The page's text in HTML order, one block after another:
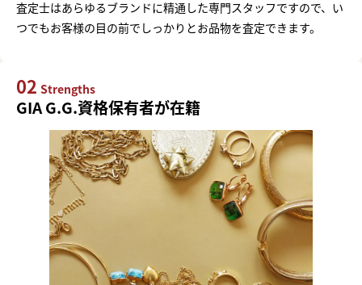
査定士はあらゆるブランドに精通した専門スタッフですので、い
つでもお客様の目の前でしっかりとお品物を査定できます。
02 Strengths
GIA G.G.資格保有者が在籍